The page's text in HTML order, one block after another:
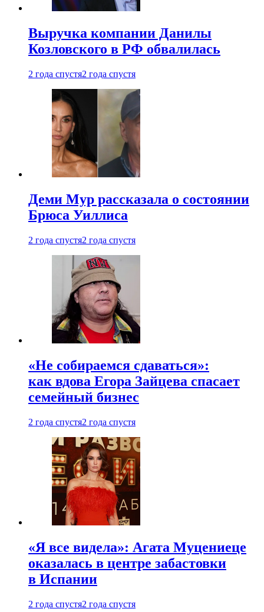
Выручка компании Данилы
Козловского в РФ обвалилась
2 года спустя2 года спустя
Деми Мур рассказала о состоянии
Брюса Уиллиса
2 года спустя2 года спустя
«Не собираемся сдаваться»:
как вдова Егора Зайцева спасает
семейный бизнес
2 года спустя2 года спустя
«Я все видела»: Агата Муцениеце
оказалась в центре забастовки
в Испании
2 года спустя2 года спустя